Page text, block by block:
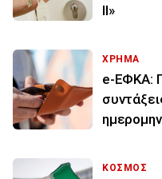
ΙΙ»
ΧΡΗΜΑ
e-ΕΦΚΑ:
ΚΟΣΜΟΣ